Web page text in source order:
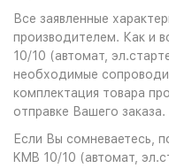
Все заявленные
производителем. Как и
10/10 (автомат,
необходимые
комплектация товара
отправке Вашего заказа.
Если Вы сомневаетесь,
KMB 10/10 (автомат,